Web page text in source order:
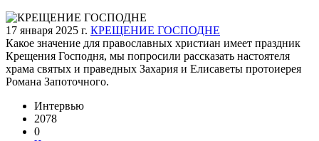
17 января 2025 г. КРЕЩЕНИЕ ГОСПОДНЕ
Какое значение для православных христиан имеет праздник
Крещения Господня, мы попросили рассказать настоятеля
храма святых и праведных Захария и Елисаветы протоиерея
Романа Запоточного.
Интервью
2078
0